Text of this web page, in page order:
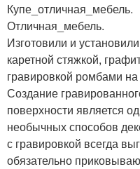
Купе_отличная_мебель.
Отличная_мебель.
Изготовили и
каретной стяжкой,
гравировкой ромбами на
Создание
поверхности является
необычных способов
с гравировкой всегда
обязательно